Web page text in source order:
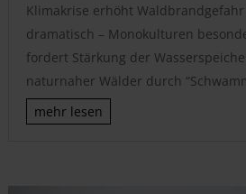
Klimakrise erhöht
dramatisch – Monokulturen
fordert Stärkung der
naturnaher Wälder durch
mehr lesen